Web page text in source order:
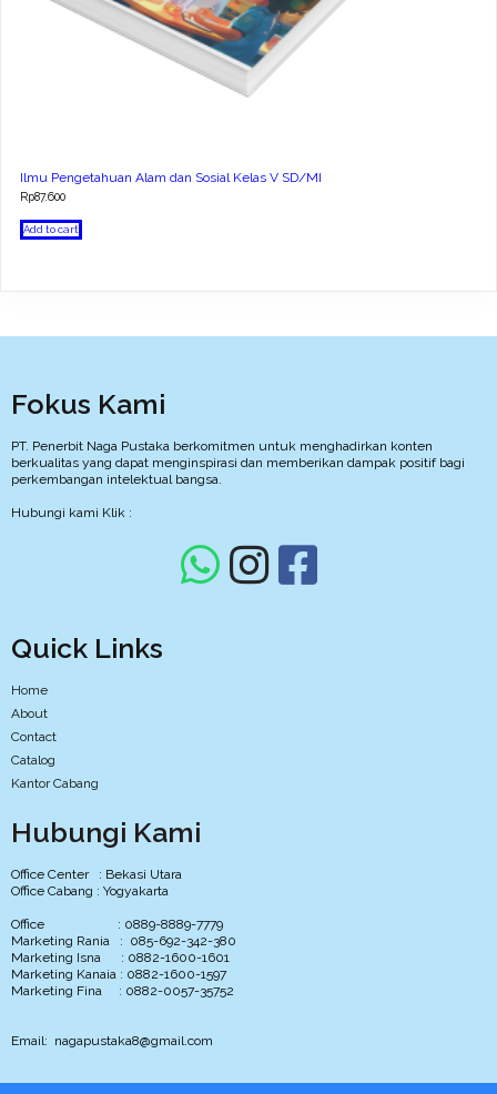
Ilmu Pengetahuan Alam dan Sosial Kelas V SD/MI
Rp87.600
Add to cart
Fokus Kami
PT. Penerbit Naga Pustaka berkomitmen untuk menghadirkan konten
berkualitas yang dapat menginspirasi dan memberikan dampak positif bagi
perkembangan intelektual bangsa.
Hubungi kami Klik :
Quick Links
Home
About
Contact
Catalog
Kantor Cabang
Hubungi Kami
Office Center : Bekasi Utara
Office Cabang : Yogyakarta
Office : 0889-8889-7779
Marketing Rania : 085-692-342-380
Marketing Isna : 0882-1600-1601
Marketing Kanaia : 0882-1600-1597
Marketing Fina : 0882-0057-35752
Email: nagapustaka8@gmail.com